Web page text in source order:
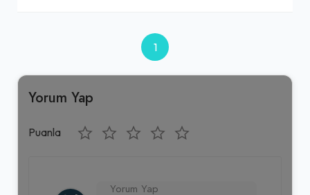
1
Yorum Yap
Puanla